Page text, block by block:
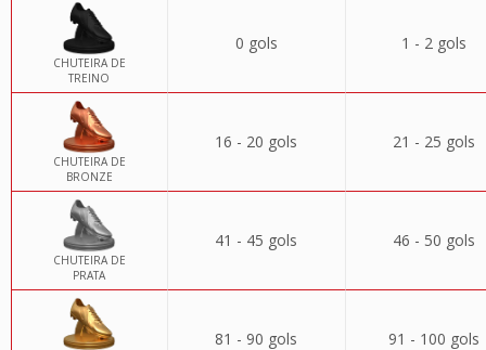
CHUTEIRA DE
TREINO
0 gols 1 - 2 gols
CHUTEIRA DE
BRONZE
16 - 20 gols 21 - 25 gols
CHUTEIRA DE
PRATA
41 - 45 gols 46 - 50 gols
81 - 90 gols 91 - 100 gols